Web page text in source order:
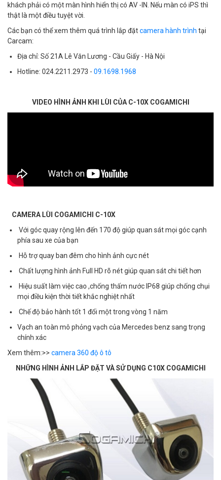
khách phải có một màn hình hiển thị có AV -IN. Nếu màn có iPS thì
thật là một điều tuyệt vời.
Các bạn có thể xem thêm quá trình lắp đặtcamera hành trình tại
Carcam:
Địa chỉ: Số 21A Lê Văn Lương - Cầu Giấy - Hà Nội
Hotline: 024.2211.2973 - 09.1698.1968
VIDEO HÌNH ẢNH KHI LÙI CỦA C-10X COGAMICHI
CAMERA LÙI COGAMICHI C-10X
Với góc quay rộng lên đến 170 độ giúp quan sát mọi góc cạnh
phía sau xe của bạn
Hỗ trợ quay ban đêm cho hình ảnh cực nét
Chất lượng hình ảnh Full HD rõ nét giúp quan sát chi tiết hơn
Hiệu suất làm việc cao ,chống thấm nước IP68 giúp chống chụi
mọi điều kiện thời tiết khắc nghiệt nhất
Chế độ bảo hành tốt 1 đổi một trong vòng 1 năm
Vạch an toàn mô phỏng vạch của Mercedes benz sang trọng
chính xác
Xem thêm:>> camera 360 độ ô tô
NHỮNG HÌNH ẢNH LẮP ĐẶT VÀ SỬ DỤNG C10X COGAMICHI